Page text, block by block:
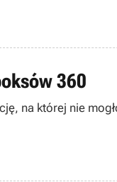
360
na której nie